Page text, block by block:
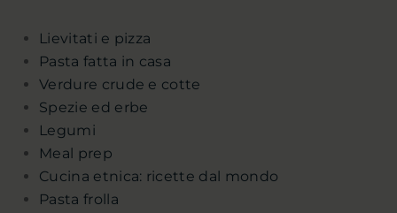
Lievitati e pizza
Pasta fatta in casa
Verdure crude e cotte
Spezie ed erbe
Legumi
Meal prep
Cucina etnica: ricette dal mondo
Pasta frolla